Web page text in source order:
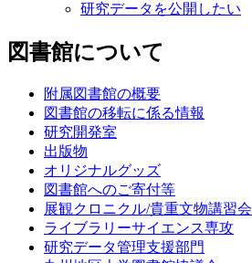
研究データを公開したい
図書館について
附属図書館の概要
図書館の移転に係る情報
研究開発室
出版物
オリジナルグッズ
図書館へのご寄付等
展観クロニクル/貴重文物講習会
ライブラリーサイエンス専攻
研究データ管理支援部門